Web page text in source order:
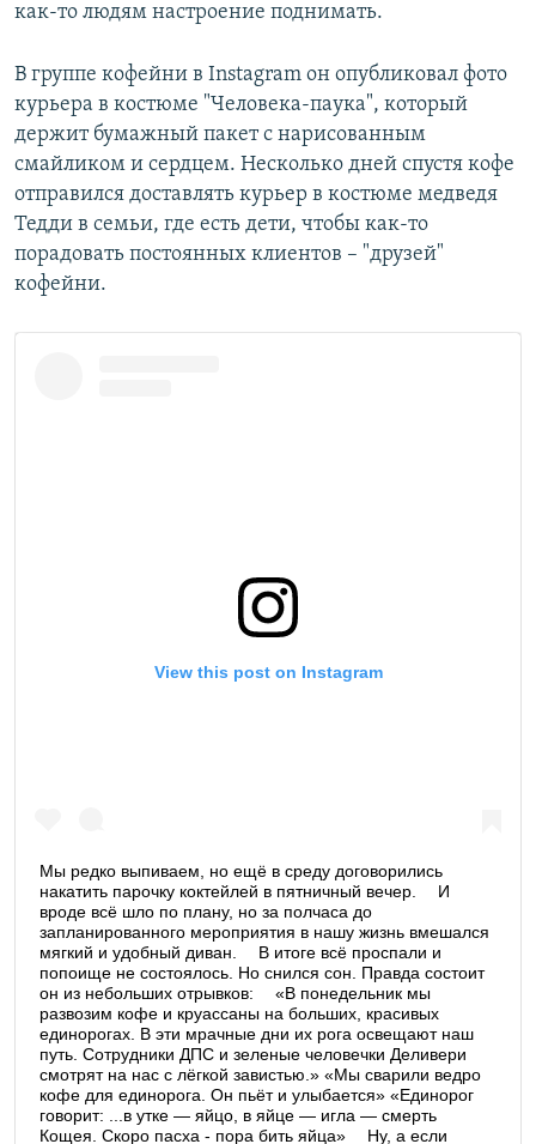
как-то людям настроение поднимать.
В группе кофейни в Instagram он опубликовал фото
курьера в костюме "Человека-паука", который
держит бумажный пакет с нарисованным
смайликом и сердцем. Несколько дней спустя кофе
отправился доставлять курьер в костюме медведя
Тедди в семьи, где есть дети, чтобы как-то
порадовать постоянных клиентов – "друзей"
кофейни.